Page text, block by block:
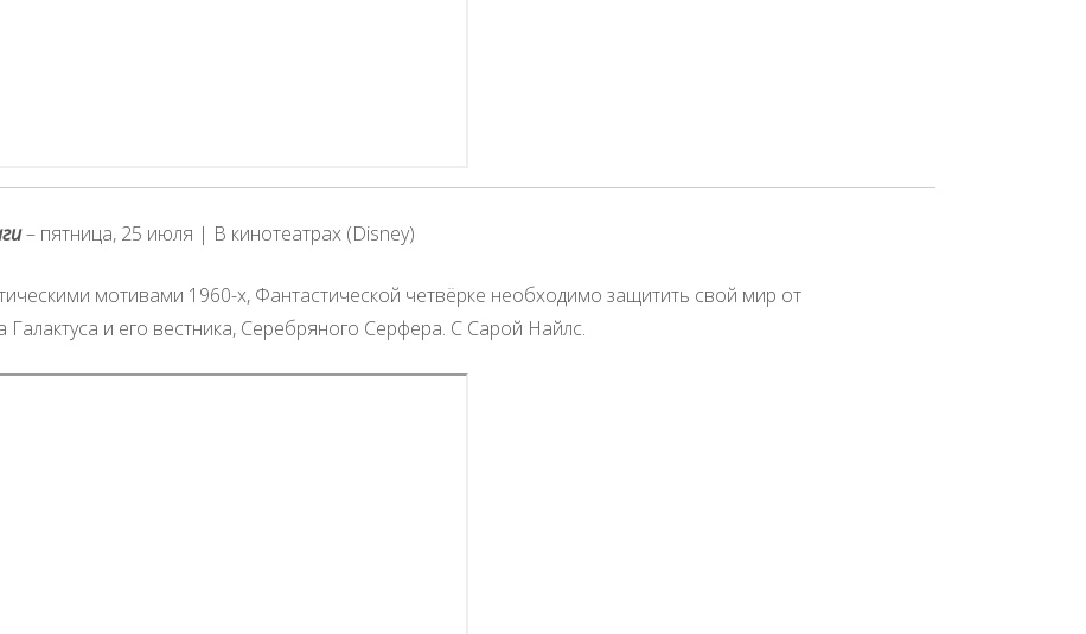
– пятница, 25 июля | В кинотеатрах (Disney)
мотивами 1960-х, Фантастической четвёрке необходимо защитить свой мир от
и его вестника, Серебряного Серфера. С Сарой Найлс.